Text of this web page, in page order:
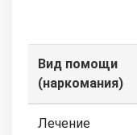
Вид помощи
(наркомания)
Лечение